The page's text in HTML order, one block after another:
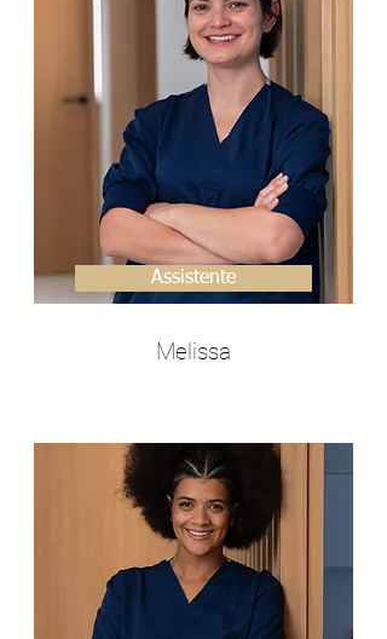
Assistente
Melissa